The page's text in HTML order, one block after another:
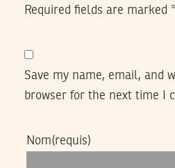
Required fields are marked *
Save my name, email, and
browser for the next time I
Nom(requis)